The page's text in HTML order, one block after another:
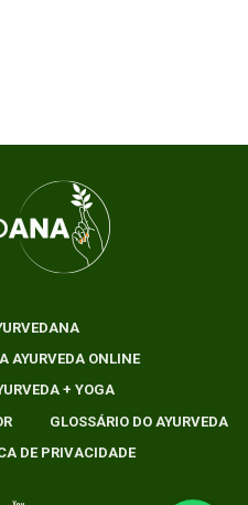
AYURVEDA ONLINE
+ YOGA
GLOSSÁRIO DO AYURVEDA
DE PRIVACIDADE